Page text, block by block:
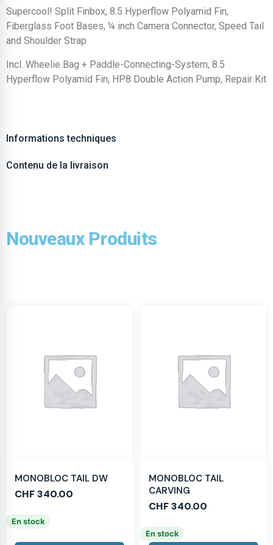
Supercool! Split Finbox, 8.5 Hyperflow Polyamid Fin,
Fiberglass Foot Bases, ¼ inch Camera Connector, Speed Tail
and Shoulder Strap
Incl. Wheelie Bag + Paddle-Connecting-System, 8.5
Hyperflow Polyamid Fin, HP8 Double Action Pump, Repair Kit
Informations techniques
Contenu de la livraison
Nouveaux Produits
MONOBLOC TAIL DW
CHF340.00
En stock
MONOBLOC TAIL
CARVING
CHF340.00
En stock